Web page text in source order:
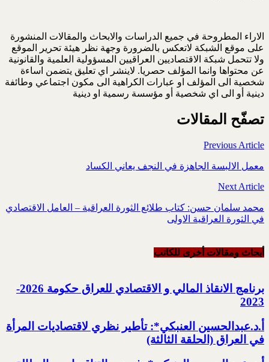
الاراء المطروحة في جميع الدراسات والابحاث والمقالات المنشورة
على موقع الشبكة لاتعكس بالضرورة وجهة نظر هيئة تحرير الموقع
ولا تتحمل شبكة الاقتصاديين العراقيين المسؤولية العلمية والقانونية
عن محتواها وانما المؤلف حصريا. لاينشر اي تعليق يتضمن اساءة
شخصية الى المؤلف او عبارات الكراهية الى مكون اجتماعي وطائفة
دينية أو الى اي شخصية أو مؤسسة رسمية او دينية
تصفّح المقالات
Previous Article
معمل الالبسة الجاهزة في النجف يعاني الكساد
Next Article
محمد سلمان حسن: كتاب طلائع الثورة العراقية – العامل الاقتصادي
في الثورة العراقية الاولى
أبحاث ومقالات أخرى للکاتب
برنامج الانقاذ المالي و الاقتصادي للعراق حكومة 2026-
2023‏
أ.د.عبدالحسين العنبكي*: تأطير نظري لاقتصاديات المرأة
في العراق (الحلقة الثالثة)